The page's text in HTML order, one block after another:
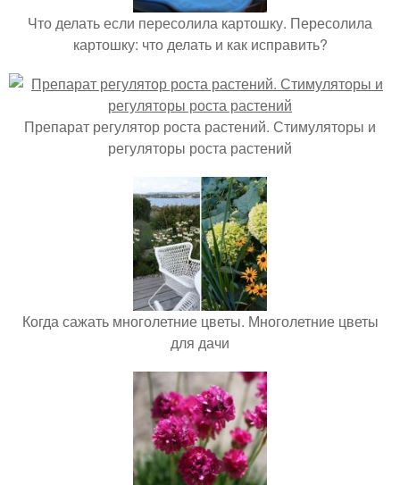
Что делать если пересолила картошку. Пересолила
картошку: что делать и как исправить?
Препарат регулятор роста растений. Стимуляторы и
регуляторы роста растений
Когда сажать многолетние цветы. Многолетние цветы
для дачи